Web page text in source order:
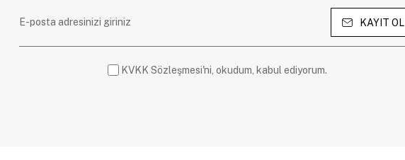
KAYIT OL
KVKK Sözleşmesi'ni, okudum, kabul ediyorum.